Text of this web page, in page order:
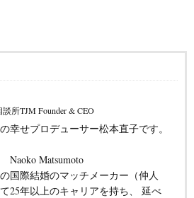
所TJM Founder & CEO
幸せプロデューサー松本直子です。
Matsumoto
国際結婚のマッチメーカー（仲人
25年以上のキャリアを持ち、 延べ